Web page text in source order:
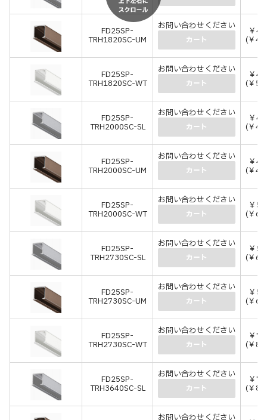
FD25SP-
TRH1820SC-UM
お問い合わせください
カート
￥
(￥
FD25SP-
TRH1820SC-WT
お問い合わせください
カート
￥
(￥
FD25SP-
TRH2000SC-SL
お問い合わせください
カート
￥
(￥
FD25SP-
TRH2000SC-UM
お問い合わせください
カート
￥
(￥
FD25SP-
TRH2000SC-WT
お問い合わせください
カート
￥
(￥
FD25SP-
TRH2730SC-SL
お問い合わせください
カート
￥
(￥
FD25SP-
TRH2730SC-UM
お問い合わせください
カート
￥
(￥
FD25SP-
TRH2730SC-WT
お問い合わせください
カート
￥
(￥
FD25SP-
TRH3640SC-SL
お問い合わせください
カート
￥
(￥
お問い合わせください